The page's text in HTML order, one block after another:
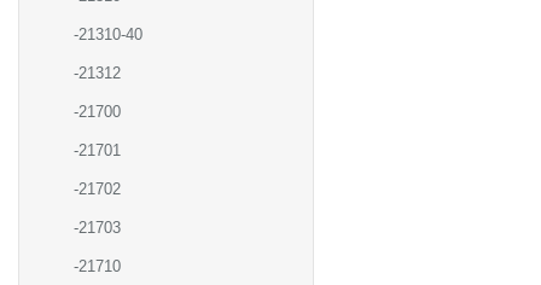
-21310-40
-21312
-21700
-21701
-21702
-21703
-21710